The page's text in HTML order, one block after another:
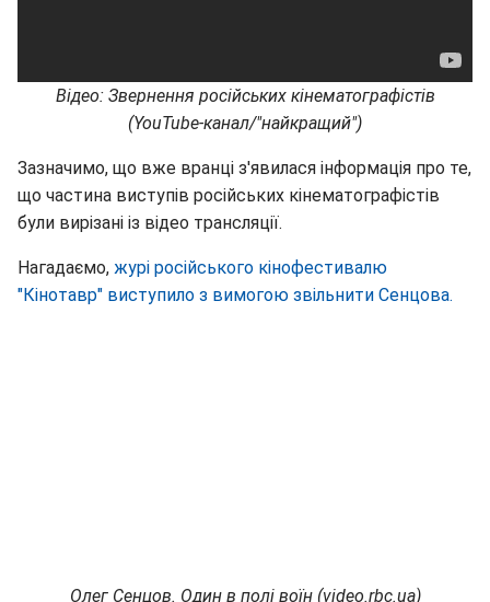
Відео: Звернення російських кінематографістів
(YouTube-канал/"найкращий")
Зазначимо, що вже вранці з'явилася інформація про те,
що частина виступів російських кінематографістів
були вирізані із відео трансляції.
Нагадаємо, журі російського кінофестивалю
"Кінотавр" виступило з вимогою звільнити Сенцова.
Олег Сенцов. Один в полі воїн (video.rbc.ua)